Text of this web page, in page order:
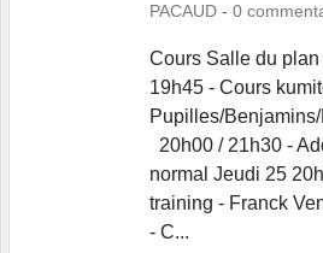
PACAUD - 0
Cours Salle du
19h45 - Cours
Pupilles/
20h00 / 21h30 -
normal Jeudi 25
training - Franck
- C...